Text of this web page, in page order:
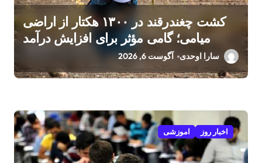
کشت چغندرقند در ۱۳۰۰ هکتار از اراضی
میامی؛ گامی مؤثر برای افزایش درآمد
سارا اوحدی آگوست 6, 2026
اخبار روز اموزشی